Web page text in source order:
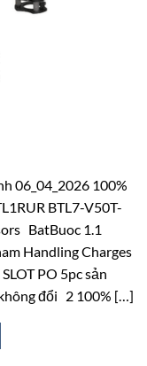
06_04_2026 100%
BTL7-V50T-
BatBuoc 1.1
Handling Charges
PO 5pc sản
đổi 2 100% […]